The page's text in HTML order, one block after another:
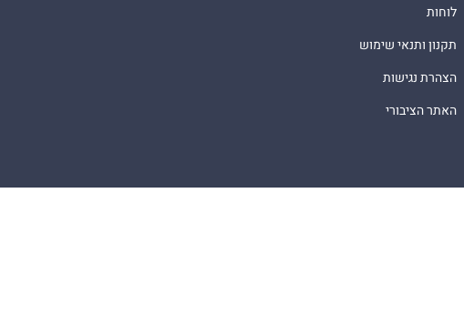
לוחות
תקנון ותנאי שימוש
הצהרת נגישות
האתר הציבורי